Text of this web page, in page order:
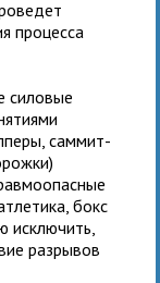
процесса
силовые
саммит-
бокс
исключить,
разрывов